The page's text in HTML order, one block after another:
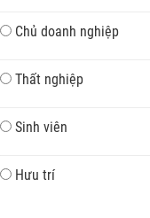
Chủ doanh nghiệp
Thất nghiệp
Sinh viên
Hưu trí